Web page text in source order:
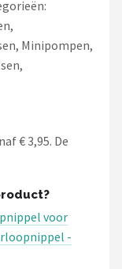
Minipompen,
€ 3,95. De
voor
-